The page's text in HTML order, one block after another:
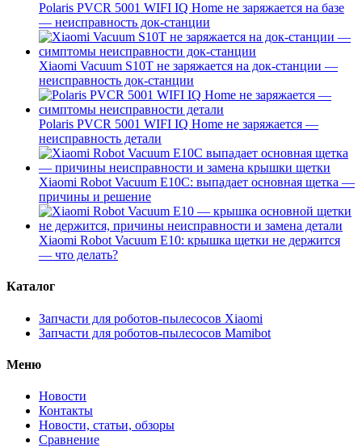
Polaris PVCR 5001 WIFI IQ Home не заряжается на базе
— неисправность док-станции
Xiaomi Vacuum S10T не заряжается на док-станции —
неисправность док-станции
Polaris PVCR 5001 WIFI IQ Home не заряжается —
неисправность детали
Xiaomi Robot Vacuum E10C: выпадает основная щетка —
причины и решение
Xiaomi Robot Vacuum E10: крышка щетки не держится
— что делать?
Каталог
Запчасти для роботов-пылесосов Xiaomi
Запчасти для роботов-пылесосов Mamibot
Меню
Новости
Контакты
Новости, статьи, обзоры
Сравнение